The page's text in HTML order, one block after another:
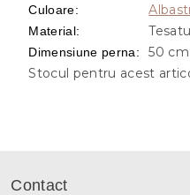
Culoare:
Material:
Dimensiune perna:
50 cm
Stocul pentru acest
Contact